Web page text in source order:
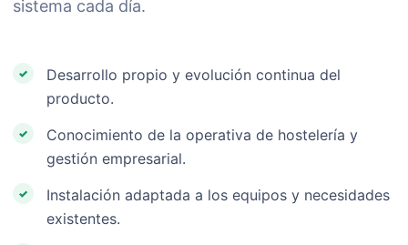
sistema cada día.
Desarrollo propio y evolución continua del
producto.
Conocimiento de la operativa de hostelería y
gestión empresarial.
Instalación adaptada a los equipos y necesidades
existentes.